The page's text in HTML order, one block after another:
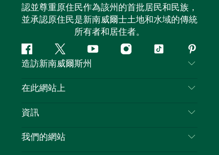
認並尊重原住民作為該州的首批居民和民族，
並承認原住民是新南威爾士土地和水域的傳統
所有者和居住者。
Facebook嘰
嘰
喳
Youtube Instagram
抖
造訪新南威爾斯州
聯絡我們
隱私
Cookie 通知
在此網站上
目的地
新南威爾士州公路旅行
資訊
旅行資訊
我們的網站